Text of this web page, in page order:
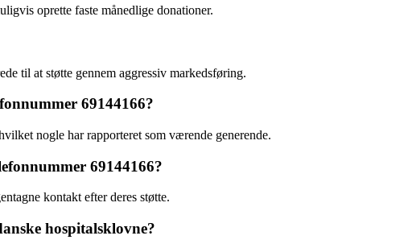
oprette faste månedlige donationer.
til at støtte gennem aggressiv markedsføring.
69144166?
nogle har rapporteret som værende generende.
69144166?
kontakt efter deres støtte.
hospitalsklovne?